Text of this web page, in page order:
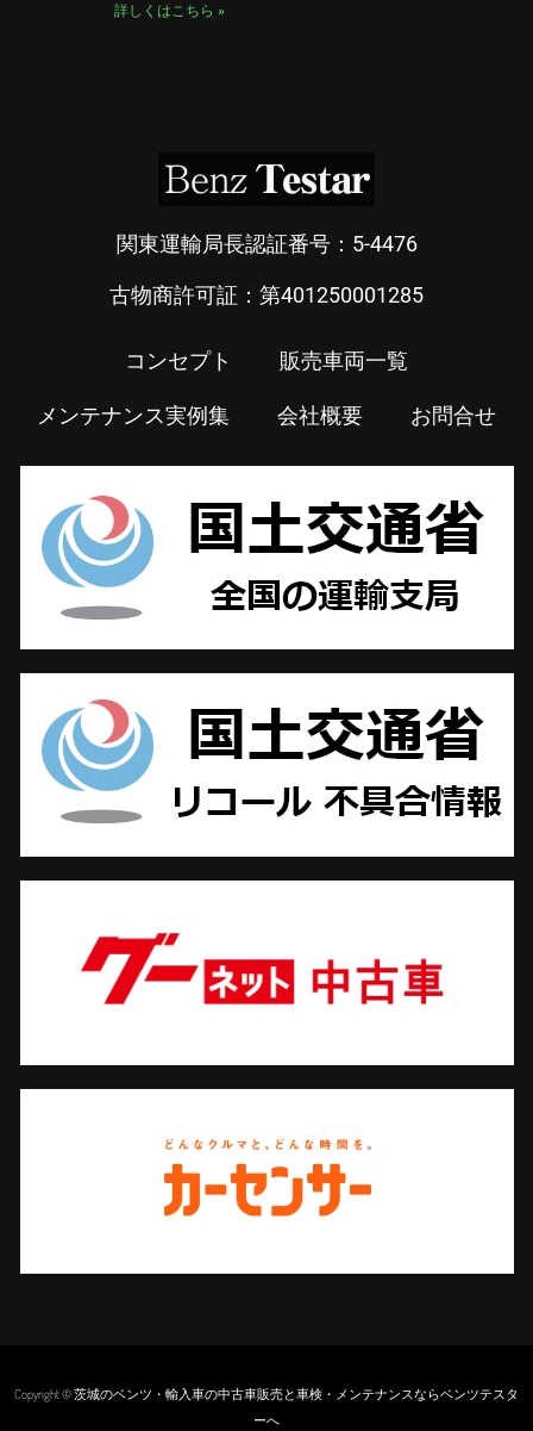
詳しくはこちら »
関東運輸局長認証番号：5-4476
古物商許可証：第401250001285
コンセプト 販売車両一覧
メンテナンス実例集 会社概要 お問合せ
Copyright © 茨城のベンツ・輸入車の中古車販売と車検・メンテナンスならベンツテスタ
ーへ